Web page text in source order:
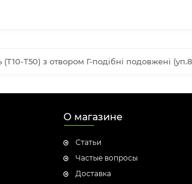
Т50) з отвором Г-подібні подовжені
О магазине
Статьи
Частые вопросы
Доставка